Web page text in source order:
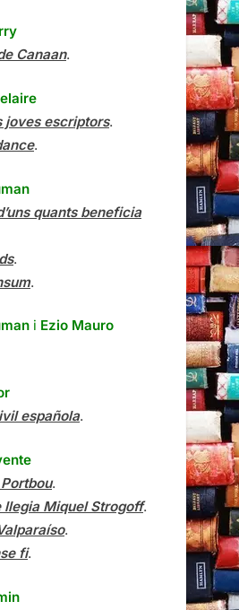
Canaan.
joves escriptors.
.
quants beneficia
.
.
i Ezio Mauro
española.
.
llegia Miquel Strogoff.
.
fi.